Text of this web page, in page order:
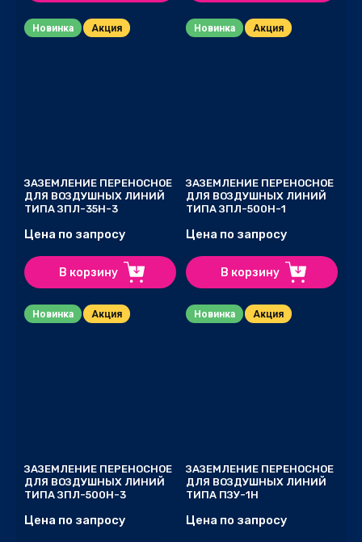
Новинка Акция
ЗАЗЕМЛЕНИЕ ПЕРЕНОСНОЕ
ДЛЯ ВОЗДУШНЫХ ЛИНИЙ
ТИПА ЗПЛ-35Н-3
Цена по запросу
В корзину
Новинка Акция
ЗАЗЕМЛЕНИЕ ПЕРЕНОСНОЕ
ДЛЯ ВОЗДУШНЫХ ЛИНИЙ
ТИПА ЗПЛ-500Н-1
Цена по запросу
В корзину
Новинка Акция
ЗАЗЕМЛЕНИЕ ПЕРЕНОСНОЕ
ДЛЯ ВОЗДУШНЫХ ЛИНИЙ
ТИПА ЗПЛ-500Н-3
Цена по запросу
Новинка Акция
ЗАЗЕМЛЕНИЕ ПЕРЕНОСНОЕ
ДЛЯ ВОЗДУШНЫХ ЛИНИЙ
ТИПА ПЗУ-1Н
Цена по запросу